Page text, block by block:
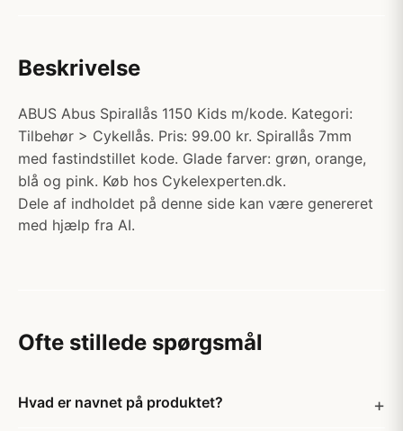
Beskrivelse
ABUS Abus Spirallås 1150 Kids m/kode. Kategori:
Tilbehør > Cykellås. Pris: 99.00 kr. Spirallås 7mm
med fastindstillet kode. Glade farver: grøn, orange,
blå og pink. Køb hos Cykelexperten.dk.
Dele af indholdet på denne side kan være genereret
med hjælp fra AI.
Ofte stillede spørgsmål
Hvad er navnet på produktet?